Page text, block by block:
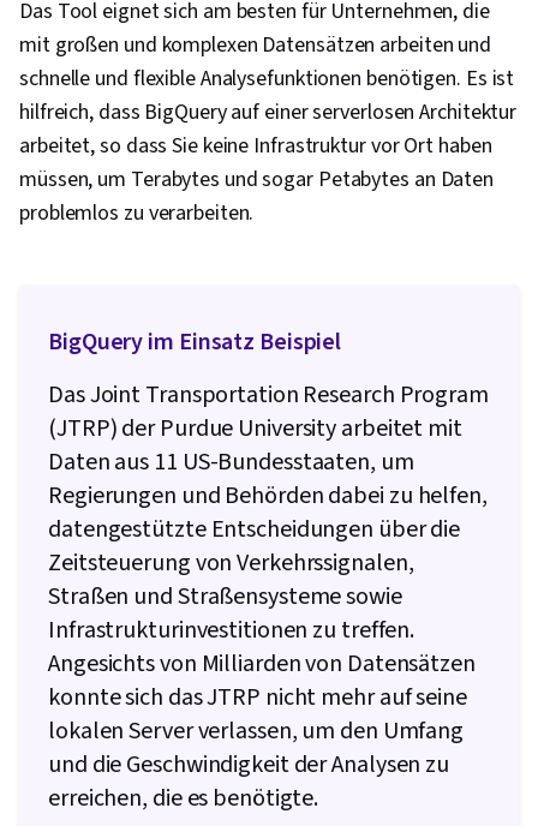
Das Tool eignet sich am besten für Unternehmen, die
mit großen und komplexen Datensätzen arbeiten und
schnelle und flexible Analysefunktionen benötigen. Es ist
hilfreich, dass BigQuery auf einer serverlosen Architektur
arbeitet, so dass Sie keine Infrastruktur vor Ort haben
müssen, um Terabytes und sogar Petabytes an Daten
problemlos zu verarbeiten.
BigQuery im Einsatz Beispiel
Das Joint Transportation Research Program
(JTRP) der Purdue University arbeitet mit
Daten aus 11 US-Bundesstaaten, um
Regierungen und Behörden dabei zu helfen,
datengestützte Entscheidungen über die
Zeitsteuerung von Verkehrssignalen,
Straßen und Straßensysteme sowie
Infrastrukturinvestitionen zu treffen.
Angesichts von Milliarden von Datensätzen
konnte sich das JTRP nicht mehr auf seine
lokalen Server verlassen, um den Umfang
und die Geschwindigkeit der Analysen zu
erreichen, die es benötigte.